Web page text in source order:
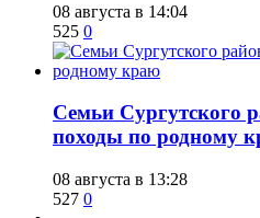
08 августа в 14:04
525 0
​Семьи Сургутского
походы по родному
08 августа в 13:28
527 0